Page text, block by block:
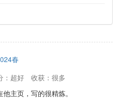
春
：超好
收获：很多
主页，写的很精炼。